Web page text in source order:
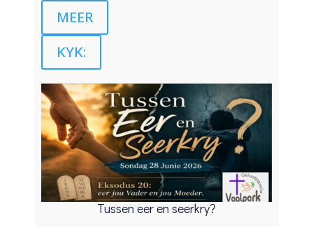
MEER
KYK:
Tussen eer en seerkry?